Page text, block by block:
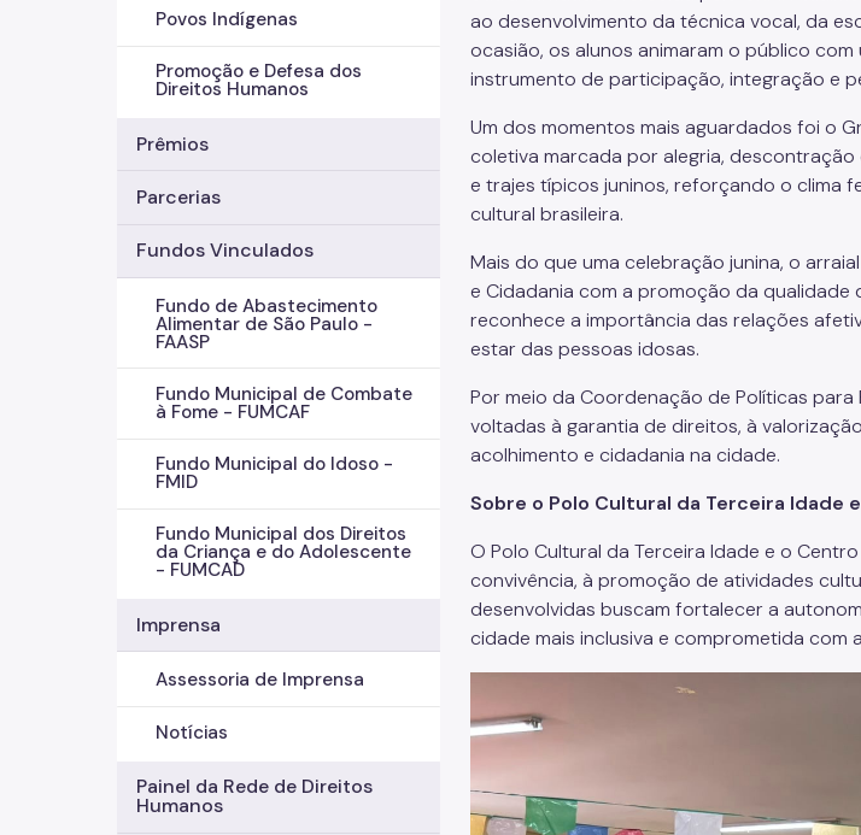
Povos Indígenas
Promoção e Defesa dos
Direitos Humanos
Prêmios
Parcerias
Fundos Vinculados
Fundo de Abastecimento
Alimentar de São Paulo -
FAASP
Fundo Municipal de Combate
à Fome - FUMCAF
Fundo Municipal do Idoso -
FMID
Fundo Municipal dos Direitos
da Criança e do Adolescente
- FUMCAD
Imprensa
Assessoria de Imprensa
Notícias
Painel da Rede de Direitos
Humanos
ao desenvolvimento da técnica vocal, da
ocasião, os alunos animaram o público
instrumento de participação, integração e
Um dos momentos mais aguardados foi o
coletiva marcada por alegria,
e trajes típicos juninos, reforçando o clima
cultural brasileira.
Mais do que uma celebração junina, o
e Cidadania com a promoção da qualidade
reconhece a importância das relações
estar das pessoas idosas.
Por meio da Coordenação de Políticas
voltadas à garantia de direitos, à
acolhimento e cidadania na cidade.
Sobre o Polo Cultural da Terceira Idade
O Polo Cultural da Terceira Idade e o
convivência, à promoção de atividades
desenvolvidas buscam fortalecer a
cidade mais inclusiva e comprometida com